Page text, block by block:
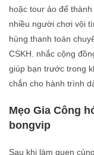
hoặc tour ảo để
nhiều người chơi vội
hùng thanh toán
CSKH. nhắc cộng
giúp bạn trước trong
chắn cho hành trình
Mẹo Gia Công
bongvip
Sau khi làm quen